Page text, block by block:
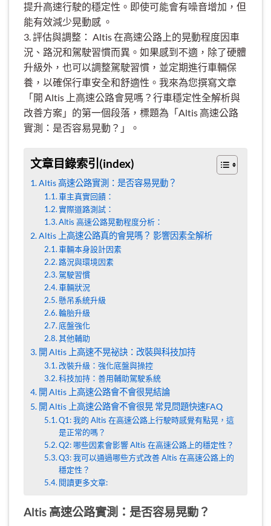
提升高速行駛的穩定性。即使可能會有噪音增加，但
能有效減少晃動感 。
3. 評估與調整： Altis 在高速公路上的晃動程度因車
況、路況和駕駛習慣而異。如果感到不適，除了硬體
升級外，也可以調整駕駛習慣，並定期進行車輛保
養，以確保行車安全和舒適性。我來為您撰寫文章
「開 Altis 上高速公路會晃嗎？行車穩定性全解析與
改善方案」的第一個段落，標題為「Altis 高速公路
實測：是否容易晃動？」。
文章目錄索引(index)
Altis 高速公路實測：是否容易晃動？
車主真實回饋：
實際道路測試：
Altis 高速公路晃動程度分析：
Altis 上高速公路真的會晃嗎？ 影響因素全解析
車輛本身設計因素
路況與環境因素
駕駛習慣
車輛狀況
懸吊系統升級
輪胎升級
底盤強化
其他輔助
開 Altis 上高速不晃祕訣：改裝與科技加持
改裝升級：強化底盤與操控
科技加持：善用輔助駕駛系統
開 Altis 上高速公路會不會很晃結論
開 Altis 上高速公路會不會很晃 常見問題快速FAQ
Q1: 我的 Altis 在高速公路上行駛時感覺有點晃，這
是正常的嗎？
Q2: 哪些因素會影響 Altis 在高速公路上的穩定性？
Q3: 我可以通過哪些方式改善 Altis 在高速公路上的
穩定性？
閱讀更多文章:
Altis 高速公路實測：是否容易晃動？